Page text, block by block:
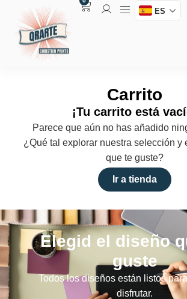
ES
Carrito
¡Tu carrito está
Parece que aún no has añadido
¿Qué tal explorar nuestra selección y
que te guste?
Ir a tienda
Elegid el diseño
guste
Todos los diseños están listos
disfrutar.